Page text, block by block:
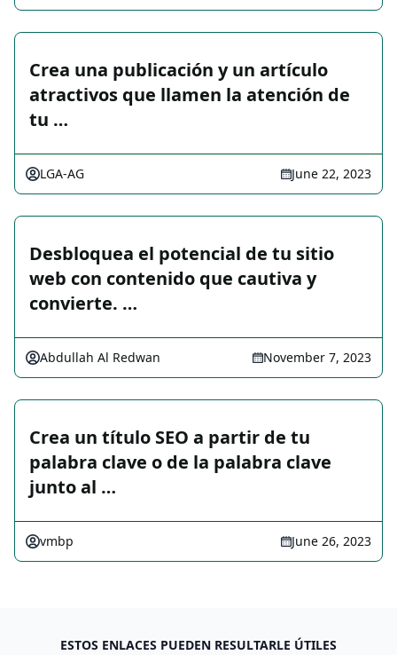
Crea una publicación y un artículo
atractivos que llamen la atención de
tu …
LGA-AG June 22, 2023
Desbloquea el potencial de tu sitio
web con contenido que cautiva y
convierte. …
Abdullah Al Redwan November 7, 2023
Crea un título SEO a partir de tu
palabra clave o de la palabra clave
junto al …
vmbp June 26, 2023
ESTOS ENLACES PUEDEN RESULTARLE ÚTILES